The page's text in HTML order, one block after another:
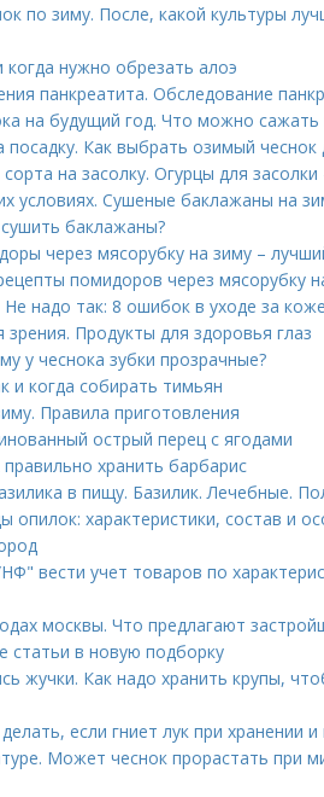
по зиму. После, какой культуры
нужно обрезать алоэ
панкреатита. Обследование
на будущий год. Что можно сажать
Как выбрать озимый чеснок
на засолку. Огурцы для засолки
условиях. Сушеные баклажаны на
баклажаны?
через мясорубку на зиму –
помидоров через мясорубку
Не надо так: 8 ошибок в уходе за
Продукты для здоровья глаз
у чеснока зубки прозрачные?
и когда собирать тимьян
Правила приготовления
острый перец с ягодами
хранить барбарис
в пищу. Базилик. Лечебные.
характеристики, состав и
вести учет товаров по
москвы. Что предлагают
статьи в новую подборку
жучки. Как надо хранить крупы,
если гниет лук при хранении и
Может чеснок прорастать при